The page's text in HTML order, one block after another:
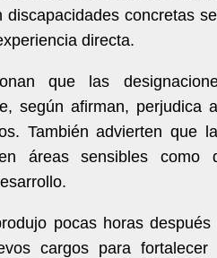
discapacidades concretas
directa.
que las
según afirman, perjudica
También advierten que
áreas sensibles como
pocas horas
cargos para